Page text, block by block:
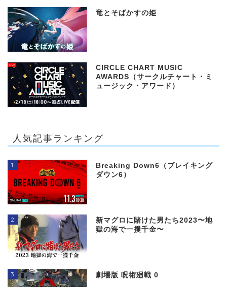
竜とそばかすの姫
CIRCLE CHART MUSIC
AWARDS（サークルチャート・ミ
ュージック・アワード）
人気記事ランキング
1
Breaking Down6（ブレイキング
ダウン6）
2
新マグロに賭けた男たち2023〜地
獄の海で一攫千金〜
3 劇場版 呪術廻戦 0